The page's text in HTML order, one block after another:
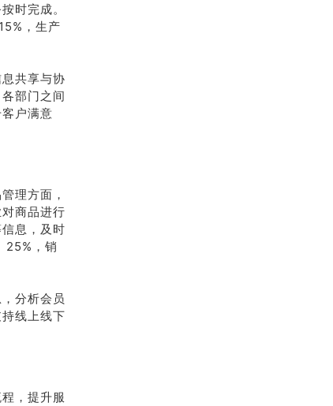
时完成。
，生产
共享与协
部门之间
户满意
理方面，
商品进行
息，及时
25%，销
分析会员
线上线下
，提升服